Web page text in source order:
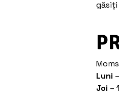
găsiți
Luni
Joi –